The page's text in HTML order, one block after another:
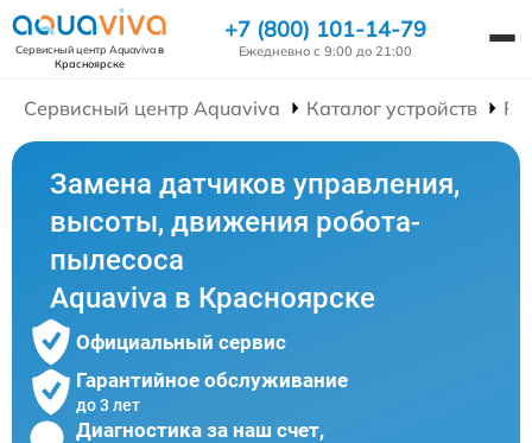
Сервисный центр Aquavivaв
Красноярске
+7 (800) 101-14-79
Ежедневно с 9:00 до 21:00
Сервисный центр Aquaviva Каталог устройств
Замена датчиков управления,
высоты, движения робота-
пылесоса
Aquaviva в Красноярске
Официальный сервис
Гарантийное обслуживание
до 3 лет
Диагностика за наш счет,